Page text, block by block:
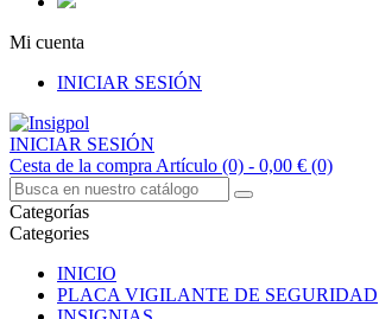
Mi cuenta
INICIAR SESIÓN
INICIAR SESIÓN
Cesta de la compra Artículo (0) - 0,00 € (0)
Categorías
Categories
INICIO
PLACA VIGILANTE DE SEGURIDAD